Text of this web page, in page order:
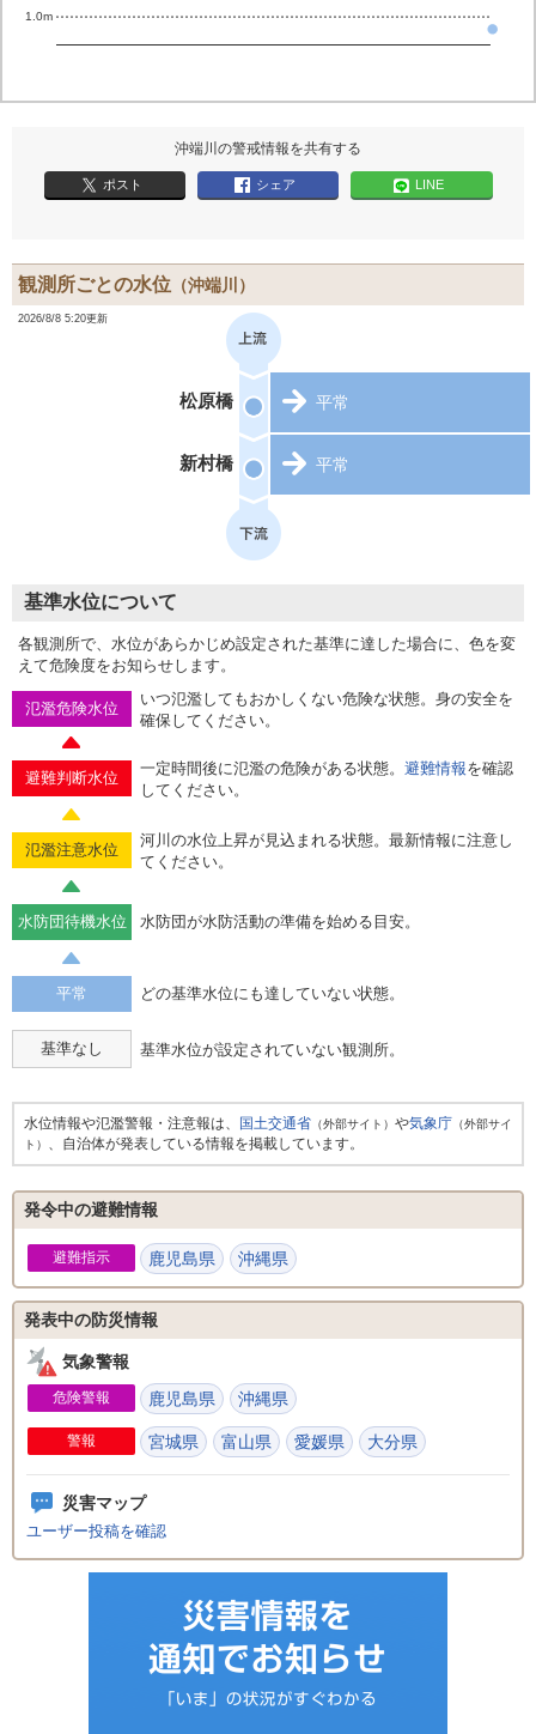
1.0m
沖端川の警戒情報を共有する
ポスト シェア LINE
観測所ごとの水位 （沖端川）
2026/8/8 5:20更新
松原橋 平常
新村橋 平常
基準水位について
各観測所で、水位があらかじめ設定された基準に達した場合に、色を変
えて危険度をお知らせします。
氾濫危険水位
いつ氾濫してもおかしくない危険な状態。身の安全を
確保してください。
避難判断水位
一定時間後に氾濫の危険がある状態。 避難情報を確認
してください。
氾濫注意水位
河川の水位上昇が見込まれる状態。最新情報に注意し
てください。
水防団待機水位 水防団が水防活動の準備を始める目安。
平常 どの基準水位にも達していない状態。
基準なし 基準水位が設定されていない観測所。
水位情報や氾濫警報・注意報は、 国土交通省 （外部サイト） や気象庁 （外部サイ
ト） 、自治体が発表している情報を掲載しています。
発令中の避難情報
避難指示 鹿児島県 沖縄県
発表中の防災情報
気象警報
危険警報 鹿児島県 沖縄県
警報 宮城県 富山県 愛媛県 大分県
災害マップ
ユーザー投稿を確認